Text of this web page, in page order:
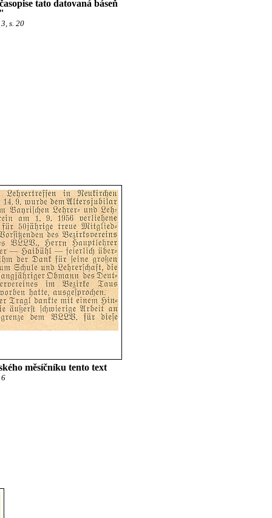
tato datovaná báseň
s. 20
měsíčníku tento text